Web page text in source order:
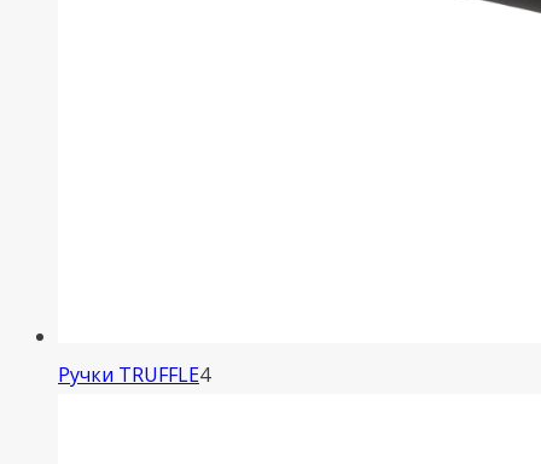
Ручки TRUFFLE44